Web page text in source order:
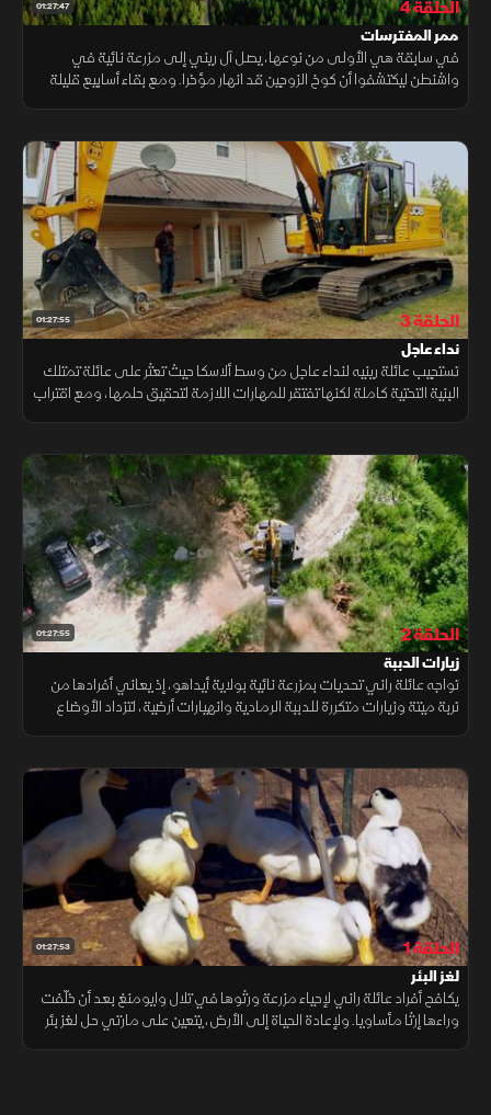
01:27:47 الحلقة 4
ممر المفترسات
في سابقة هي الأولى من نوعها، يصل آل ريني إلى مزرعة نائية في
واشنطن ليكتشفوا أن كوخ الزوجين قد انهار مؤخرا. ومع بقاء أسابيع قليلة
01:27:55 الحلقة 3
نداء عاجل
تستجيب عائلة رينيه لنداء عاجل من وسط ألاسكا حيث تعثر على عائلة تمتلك
البنية التحتية كاملة لكنها تفتقر للمهارات اللازمة لتحقيق حلمها، ومع اقتراب
01:27:55 الحلقة 2
زيارات الدببة
تواجه عائلة راني تحديات بمزرعة نائية بولاية أيداهو، إذ يعاني أفرادها من
تربة ميتة وزيارات متكررة للدببة الرمادية وانهيارات أرضية، لتزداد الأوضاع
01:27:53 الحلقة 1
لغز البئر
يكافح أفراد عائلة راني لإحياء مزرعة ورثوها في تلال وايومنغ بعد أن خلّفت
وراءها إرثا مأساويا. ولإعادة الحياة إلى الأرض، يتعين على مارتي حل لغز بئر